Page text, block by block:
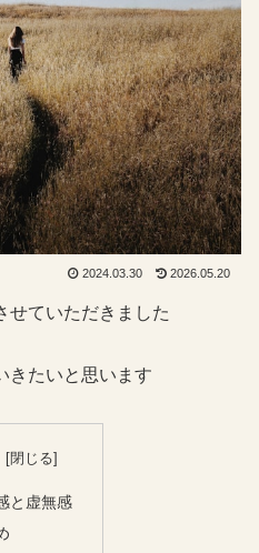
2024.03.30 2026.05.20
せていただきました
きたいと思います
と虚無感